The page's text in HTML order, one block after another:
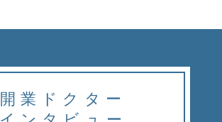
開業ドクター